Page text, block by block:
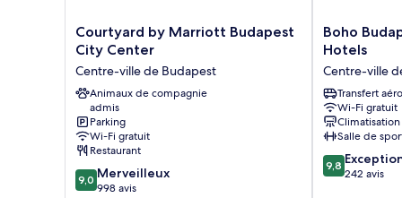
Courtyard
by
Marriott
Budapest
City
Center
Centre-
ville
de
Budapest
Courtyard by Marriott Budapest
City Center
Centre-ville de Budapest
Animaux de compagnie
admis
Parking
Wi-Fi gratuit
Restaurant
9.0
sur
9,0 Merveilleux
998 avis
Boho
Budapest,
Luxury
Hotels
Centre-
ville
de
Budapest
Boho
Hotels
Centre-ville
Transfert
Wi-Fi gratuit
Climatisation
Salle de
9.8
sur
9,8
242 avis